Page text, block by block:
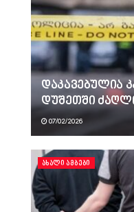
დაკავებულია
დუშეთში
07/02/2026
ᲐᲮᲐᲚᲘ ᲐᲛᲑᲔᲑᲘ